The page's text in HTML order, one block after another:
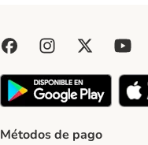
Métodos de pago